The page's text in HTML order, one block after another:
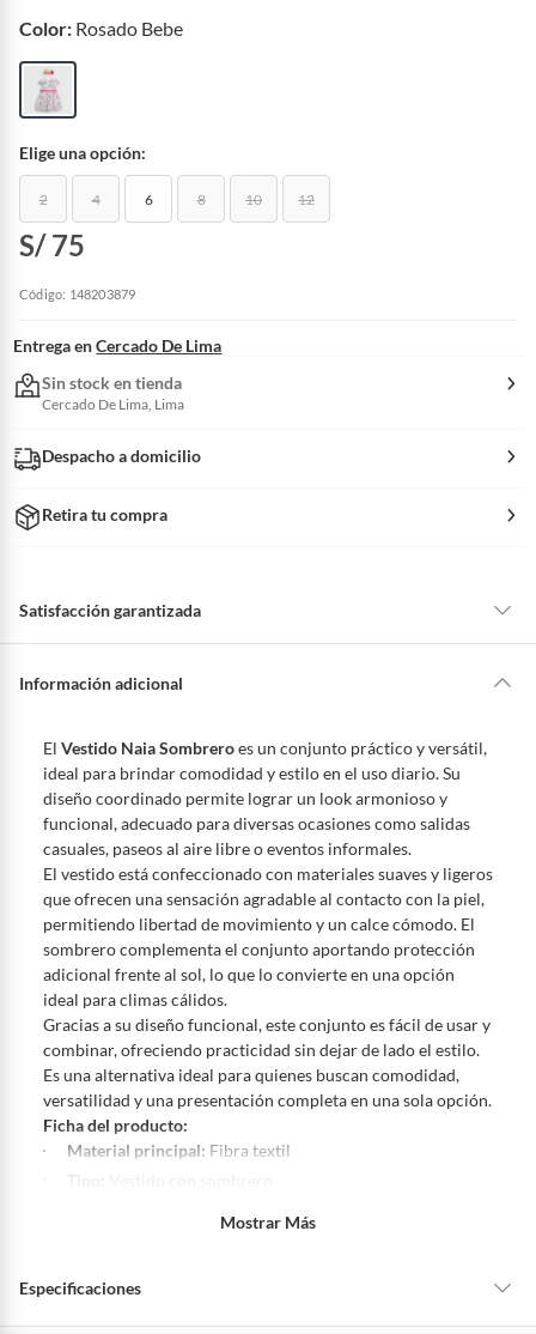
Color: Rosado Bebe
Elige una opción:
2 4 6 8 10 12
S/ 75
Código: 148203879
Entrega en Cercado De Lima
Sin stock en tienda
Cercado De Lima, Lima
Despacho a domicilio
Retira tu compra
Satisfacción garantizada
hacer una devolución.
otras con restricciones y algunas que no se pueden devolver ni cambiar.
Productos vendidos por Falabella, Tottus y otros vendedores tienen:
48 horas: cemento, mezclas de hormigón, morteros, yeso y otros
productos para asfalto, hormigón, albañilería.
7 días: colchones y productos de combustión.
Productos vendidos porSodimactienen:
48 horas: cemento, mezclas de hormigón, morteros, yeso y otros
productos para asfalto.
7 días: productos eléctricos o a combustión, electrodomésticos,
tecnología, línea blanca, colchones, muebles, bicicletas y
máquinas.
No se pueden devolver o cambiar bajo cambio de opinión
Productos de compra internacional.
Productos comprados en Outlet Atocongo.
suplementos alimenticios, vitaminas.
Por motivos de salubridad, la ropa interior inferior y ropas de
Información adicional
El Vestido Naia Sombreroes un conjunto práctico y versátil,
ideal para brindar comodidad y estilo en el uso diario. Su
diseño coordinado permite lograr un look armonioso y
funcional, adecuado para diversas ocasiones como salidas
casuales, paseos al aire libre o eventos informales.
El vestido está confeccionado con materiales suaves y ligeros
que ofrecen una sensación agradable al contacto con la piel,
permitiendo libertad de movimiento y un calce cómodo. El
sombrero complementa el conjunto aportando protección
adicional frente al sol, lo que lo convierte en una opción
ideal para climas cálidos.
Gracias a su diseño funcional, este conjunto es fácil de usar y
combinar, ofreciendo practicidad sin dejar de lado el estilo.
Es una alternativa ideal para quienes buscan comodidad,
versatilidad y una presentación completa en una sola opción.
Ficha del producto:
Material principal: Fibra textil
Tipo:
Temporada:
Hecho en:Perú
Mostrar Más
Especificaciones